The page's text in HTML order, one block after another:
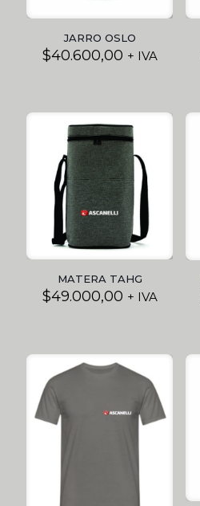
JARRO OSLO
$40.600,00 + IVA
MATERA TAHG
$49.000,00 + IVA